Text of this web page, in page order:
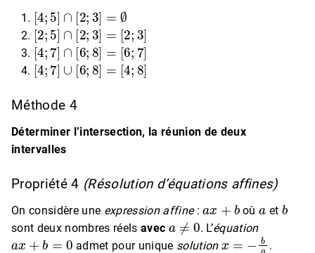
[ 4 5] 2; ]=
[2; 5] ∩ [ 2;3 ]= 3]
[4; 7] ∩ [ 6;8 ]= 7]
[4; 7] ∪ [ 6;8 ]= 8]
Méthode 4
Déterminer l’intersection, la réunion de deux
intervalles
Propriété 4 (Résolution d’équations affines)
On considère une expression affine: où et
b
sont deux nombres réels avec
a≠0
. L’équation
ax+b=0
admet pour unique solution
x=−ba
.